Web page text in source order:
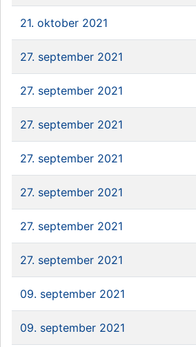
21. oktober 2021
27. september 2021
27. september 2021
27. september 2021
27. september 2021
27. september 2021
27. september 2021
27. september 2021
09. september 2021
09. september 2021